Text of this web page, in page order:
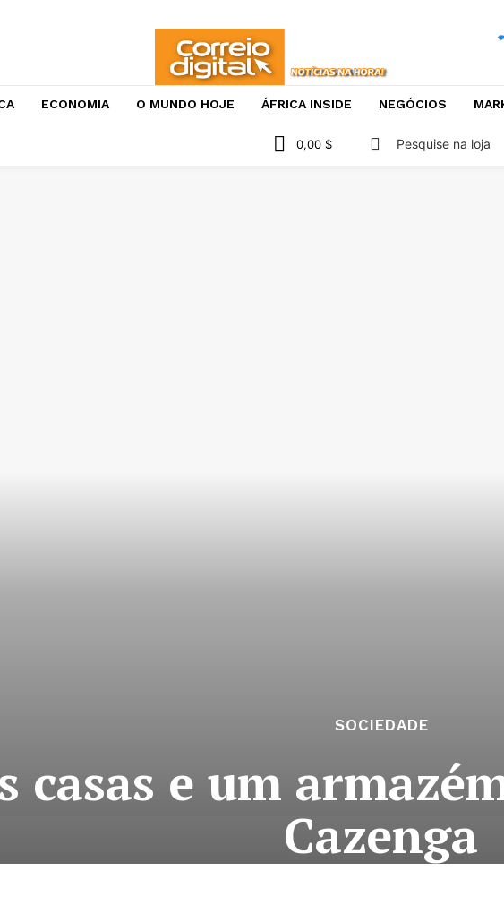
ECONOMIA O MUNDO HOJE ÁFRICA INSIDE NEGÓCIOS
0,00 $ Pesquise na loja
SOCIEDADE
casas e um
Cazenga